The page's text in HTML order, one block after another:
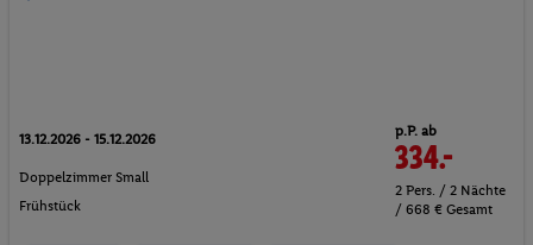
13.12.2026 - 15.12.2026
Doppelzimmer Small
Frühstück
p.P. ab
334.-
2 Pers. / 2 Nächte
/ 668 € Gesamt